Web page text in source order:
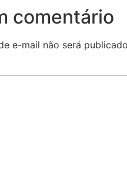
comentário
e-mail não será